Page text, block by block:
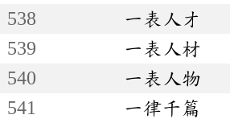
538
一表人才
539
一表人材
540
一表人物
541
一律千篇